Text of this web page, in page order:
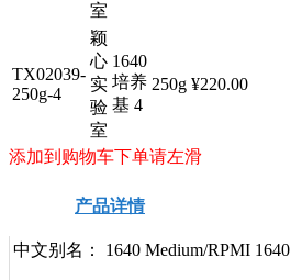
室
TX02039-
250g-4
颖
心
实
验
室
1640
培养
基 4
250g ¥220.00
添加到购物车下单请左滑
产品详情
中文别名： 1640 Medium/RPMI 1640